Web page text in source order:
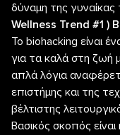
δύναμη της
Wellness Trend #1 )
Το biohacking είναι
για τα καλά στη ζωή
απλά λόγια
επιστήμης και της
βέλτιστης
Βασικός σκοπός